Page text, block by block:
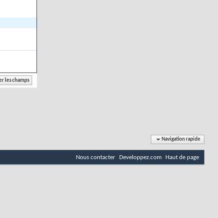
Navigation rapide
Nous contacter Developpez.com Haut de page